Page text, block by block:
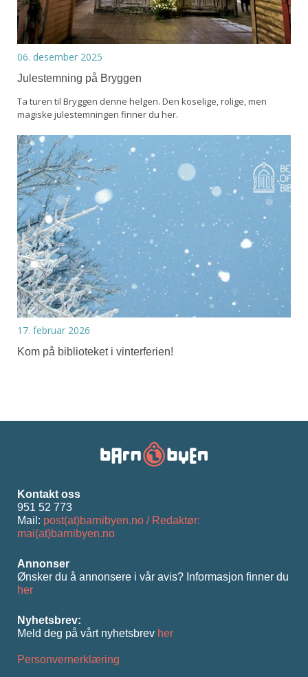
06. desember 2025
Julestemning på Bryggen
Ta turen til Bryggen denne helgen. Den koselige, rolige, men
magiske julestemningen finner du her.
17. februar 2026
Kom på biblioteket i vinterferien!
Kontakt oss
951 52 773
Mail: post(at)barnibyen.no / Redaktør:
mai(at)barnibyen.no
Annonser
Ønsker du å annonsere i vår avis? Informasjon ﬁnner du
her
Nyhetsbrev:
Meld deg på vårt nyhetsbrev her
Personvernerklæring